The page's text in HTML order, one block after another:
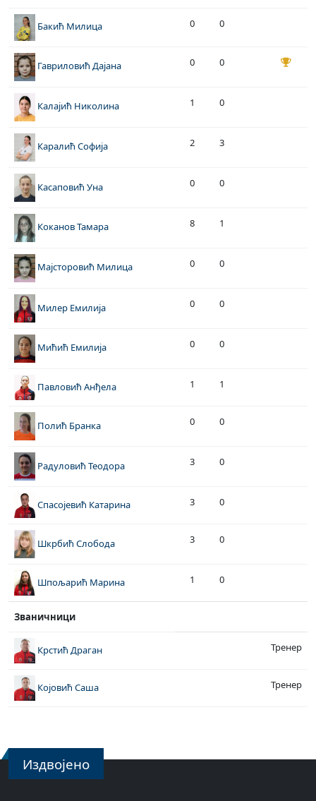
Бакић Милица 0 0
Гавриловић Дајана 0 0
Калајић Николина 1 0
Каралић Софија 2 3
Касаповић Уна 0 0
Коканов Тамара 8 1
Мајсторовић Милица 0 0
Милер Емилија 0 0
Мићић Емилија 0 0
Павловић Анђела 1 1
Полић Бранка 0 0
Радуловић Теодора 3 0
Спасојевић Катарина 3 0
Шкрбић Слобода 3 0
Шпољарић Марина 1 0
Званичници
Крстић Драган Тренер
Којовић Саша Тренер
Издвојено